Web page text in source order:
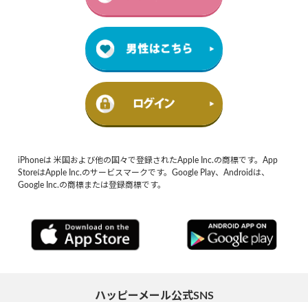
iPhoneは 米国および他の国々で登録されたApple Inc.の商標です。App
StoreはApple Inc.のサービスマークです。Google Play、Androidは、
Google Inc.の商標または登録商標です。
ハッピーメール公式SNS